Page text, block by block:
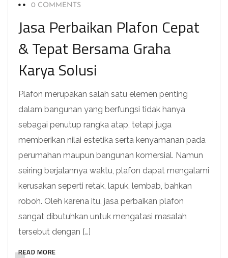
0 COMMENTS
Jasa Perbaikan Plafon Cepat
& Tepat Bersama Graha
Karya Solusi
Plafon merupakan salah satu elemen penting
dalam bangunan yang berfungsi tidak hanya
sebagai penutup rangka atap, tetapi juga
memberikan nilai estetika serta kenyamanan pada
perumahan maupun bangunan komersial. Namun
seiring berjalannya waktu, plafon dapat mengalami
kerusakan seperti retak, lapuk, lembab, bahkan
roboh. Oleh karena itu, jasa perbaikan plafon
sangat dibutuhkan untuk mengatasi masalah
tersebut dengan […]
READ MORE